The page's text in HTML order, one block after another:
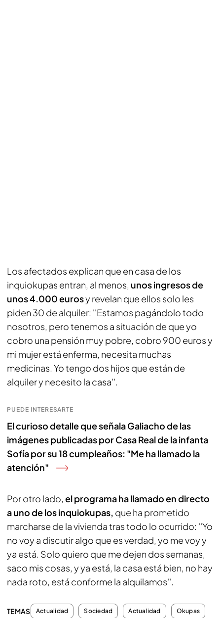
Los afectados explican que en casa de los
inquiokupas entran, al menos, unos ingresos de
unos 4.000 eurosy revelan que ellos solo les
piden 30 de alquiler: ''Estamos pagándolo todo
nosotros, pero tenemos a situación de que yo
cobro una pensión muy pobre, cobro 900 euros y
mi mujer está enferma, necesita muchas
medicinas. Yo tengo dos hijos que están de
alquiler y necesito la casa''.
PUEDE INTERESARTE
El curioso detalle que señala Galiacho de las
imágenes publicadas por Casa Real de la infanta
Sofía por su 18 cumpleaños: "Me ha llamado la
atención"
Por otro lado, el programa ha llamado en directo
a uno de los inquiokupas, que ha prometido
marcharse de la vivienda tras todo lo ocurrido: ''Yo
no voy a discutir algo que es verdad, yo me voy y
ya está. Solo quiero que me dejen dos semanas,
saco mis cosas, y ya está, la casa está bien, no hay
nada roto, está conforme la alquilamos''.
TEMAS Actualidad Sociedad Actualidad Okupas